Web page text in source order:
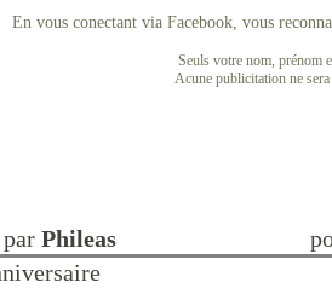
En vous conectant via Facebook, vous
Seuls votre nom, prénom
Acune publicitation ne
parPhileas